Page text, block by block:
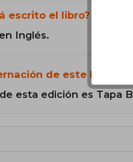
escrito el libro?
Inglés.
de este libro?
esta edición es Tapa